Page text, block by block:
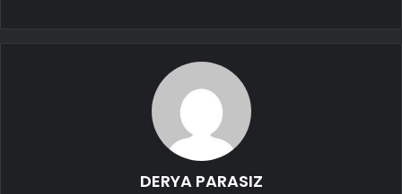
DERYA PARASIZ